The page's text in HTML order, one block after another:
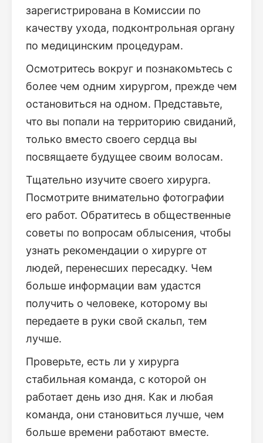
зарегистрирована в Комиссии по
качеству ухода, подконтрольная органу
по медицинским процедурам.
Осмотритесь вокруг и познакомьтесь с
более чем одним хирургом, прежде чем
остановиться на одном. Представьте,
что вы попали на территорию свиданий,
только вместо своего сердца вы
посвящаете будущее своим волосам.
Тщательно изучите своего хирурга.
Посмотрите внимательно фотографии
его работ. Обратитесь в общественные
советы по вопросам облысения, чтобы
узнать рекомендации о хирурге от
людей, перенесших пересадку. Чем
больше информации вам удастся
получить о человеке, которому вы
передаете в руки свой скальп, тем
лучше.
Проверьте, есть ли у хирурга
стабильная команда, с которой он
работает день изо дня. Как и любая
команда, они становиться лучше, чем
больше времени работают вместе.